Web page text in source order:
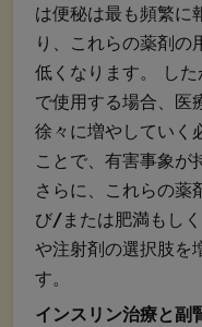
は便秘は最も頻繁に
り、これらの薬剤の
低くなります。 し
で使用する場合、医
徐々に増やしていく
ことで、有害事象が
さらに、これらの薬
び/または肥満もし
や注射剤の選択肢を
す。
インスリン治療と副